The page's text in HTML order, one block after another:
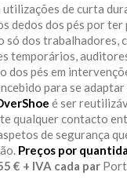
de curta
dedos dos pés por ter
dos trabalhadores,
temporários,
pés em
para se
é ser
qualquer contacto
de segurança
Preços por
€ + IVA cada par